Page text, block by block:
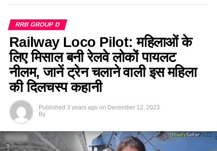
RRB GROUP D
Railway Loco Pilot: महिलाओं के
लिए मिसाल बनी रेलवे लोकों पायलट
नीलम, जानें ट्रेन चलाने वाली इस महिला
की दिलचस्प कहानी
Published 3 years ago on December 12, 2023
By